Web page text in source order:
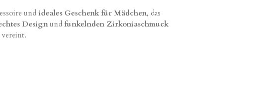
und ideales Geschenk für Mädchen, das
Designund funkelnden Zirkoniaschmuck